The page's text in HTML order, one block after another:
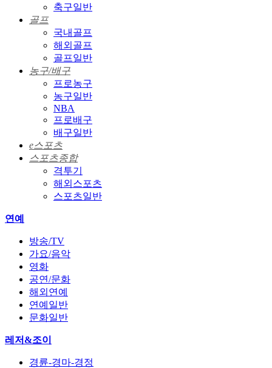
축구일반
골프
국내골프
해외골프
골프일반
농구/배구
프로농구
농구일반
NBA
프로배구
배구일반
e스포츠
스포츠종합
격투기
해외스포츠
스포츠일반
연예
방송/TV
가요/음악
영화
공연/문화
해외연예
연예일반
문화일반
레저&조이
경륜-경마-경정